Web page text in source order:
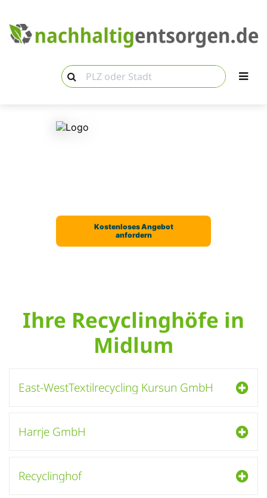
Ihre Recyclinghöfe in
Midlum
East-WestTextilrecycling Kursun GmbH
Harrje GmbH
Recyclinghof